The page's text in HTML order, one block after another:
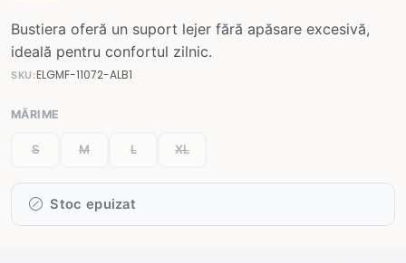
Bustiera oferă un suport lejer fără apăsare excesivă,
ideală pentru confortul zilnic.
SKU:ELGMF-11072-ALB1
MĂRIME
S M L XL
Stoc epuizat